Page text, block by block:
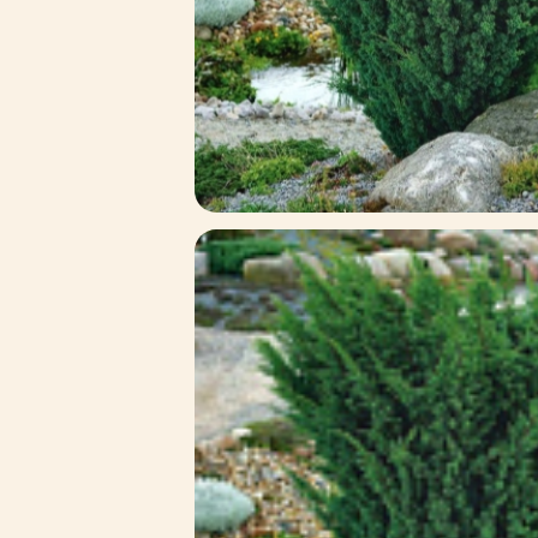
Зимние товары
Крупномеры
Консультации специалистов
Полезная литература
Прайс-листы
Системы скидок, программы
лояльности
Доставка
Оплата
Полезные советы
Возврат и замена